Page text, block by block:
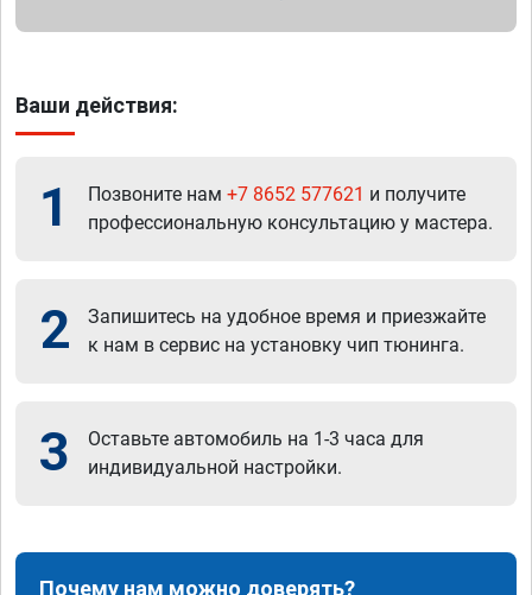
Ваши действия:
1 Позвоните нам +7 8652 577621 и получите
профессиональную консультацию у мастера.
2
Запишитесь на удобное время и приезжайте
к нам в сервис на установку чип тюнинга.
3
Оставьте автомобиль на 1-3 часа для
индивидуальной настройки.
Почему нам можно доверять?